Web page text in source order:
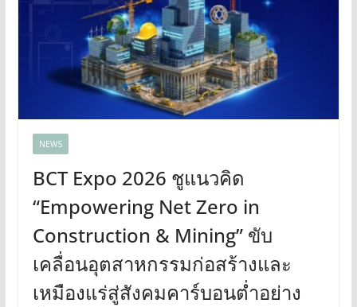
NEWS
BCT Expo 2026 ชูแนวคิด
“Empowering Net Zero in
Construction & Mining” ขับ
เคลื่อนอุตสาหกรรมก่อสร้างและ
เหมืองแร่สู่สังคมคาร์บอนต่ำอย่าง